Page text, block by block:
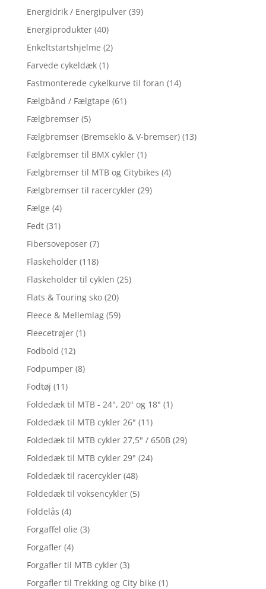
Energidrik / Energipulver (39)
Energiprodukter (40)
Enkeltstartshjelme (2)
Farvede cykeldæk (1)
Fastmonterede cykelkurve til foran (14)
Fælgbånd / Fælgtape (61)
Fælgbremser (5)
Fælgbremser (Bremseklo & V-bremser) (13)
Fælgbremser til BMX cykler (1)
Fælgbremser til MTB og Citybikes (4)
Fælgbremser til racercykler (29)
Fælge (4)
Fedt (31)
Fibersoveposer (7)
Flaskeholder (118)
Flaskeholder til cyklen (25)
Flats & Touring sko (20)
Fleece & Mellemlag (59)
Fleecetrøjer (1)
Fodbold (12)
Fodpumper (8)
Fodtøj (11)
Foldedæk til MTB - 24", 20" og 18" (1)
Foldedæk til MTB cykler 26" (11)
Foldedæk til MTB cykler 27,5" / 650B (29)
Foldedæk til MTB cykler 29" (24)
Foldedæk til racercykler (48)
Foldedæk til voksencykler (5)
Foldelås (4)
Forgaffel olie (3)
Forgafler (4)
Forgafler til MTB cykler (3)
Forgafler til Trekking og City bike (1)